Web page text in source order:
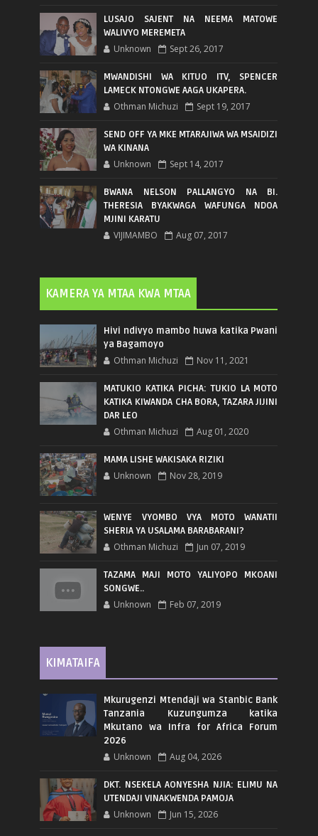
LUSAJO SAJENT NA NEEMA MATOWE
WALIVYO MEREMETA
Unknown Sept 26, 2017
MWANDISHI WA KITUO ITV, SPENCER
LAMECK NTONGWE AAGA UKAPERA.
Othman Michuzi Sept 19, 2017
SEND OFF YA MKE MTARAJIWA WA MSAIDIZI
WA KINANA
Unknown Sept 14, 2017
BWANA NELSON PALLANGYO NA BI.
THERESIA BYAKWAGA WAFUNGA NDOA
MJINI KARATU
VIJIMAMBO Aug 07, 2017
KAMERA YA MTAA KWA MTAA
Hivi ndivyo mambo huwa katika Pwani
ya Bagamoyo
Othman Michuzi Nov 11, 2021
MATUKIO KATIKA PICHA: TUKIO LA MOTO
KATIKA KIWANDA CHA BORA, TAZARA JIJINI
DAR LEO
Othman Michuzi Aug 01, 2020
MAMA LISHE WAKISAKA RIZIKI
Unknown Nov 28, 2019
WENYE VYOMBO VYA MOTO WANATII
SHERIA YA USALAMA BARABARANI?
Othman Michuzi Jun 07, 2019
TAZAMA MAJI MOTO YALIYOPO MKOANI
SONGWE..
Unknown Feb 07, 2019
KIMATAIFA
Mkurugenzi Mtendaji wa Stanbic Bank
Tanzania Kuzungumza katika
Mkutano wa Infra for Africa Forum
2026
Unknown Aug 04, 2026
DKT. NSEKELA AONYESHA NJIA: ELIMU NA
UTENDAJI VINAKWENDA PAMOJA
Unknown Jun 15, 2026